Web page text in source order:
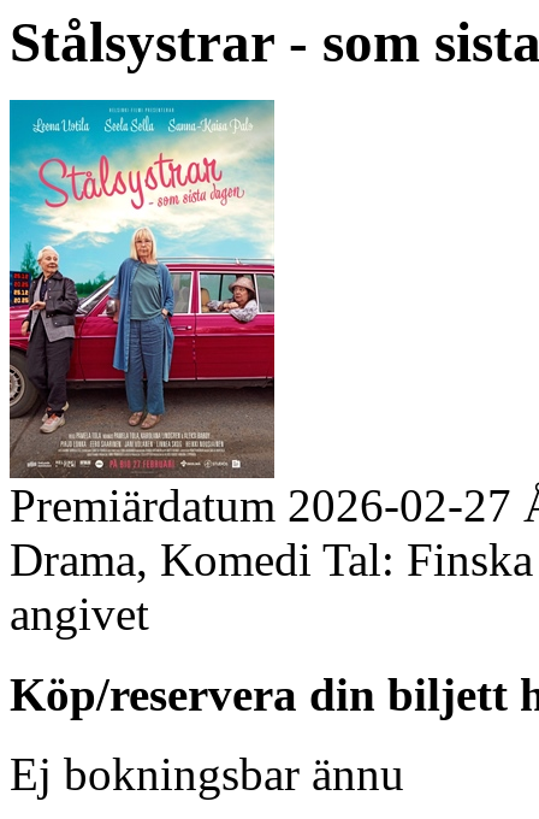
Stålsystrar - som
Premiärdatum 2026-02-27
Drama, Komedi Tal: Finska
angivet
Köp/reservera din biljett
Ej bokningsbar ännu